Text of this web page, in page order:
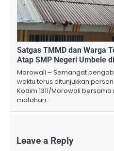
Satgas TMMD dan Warga
Atap SMP Negeri Umbele
Morowali – Semangat
waktu terus ditunjukkan
Kodim 1311/Morowali
matahari…
Leave a Reply